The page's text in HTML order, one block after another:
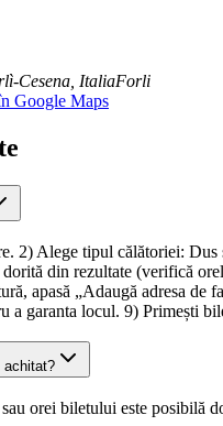
Cesena, ItaliaForli
Google Maps
2) Alege tipul călătoriei:
dorită din rezultate (verifică
apasă „Adaugă adresa
a garanta locul. 9) Primești
achitat?
orei biletului este posibilă